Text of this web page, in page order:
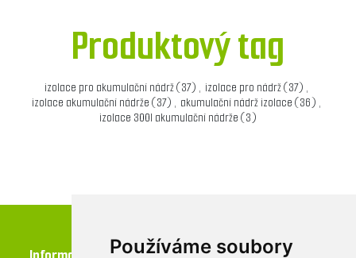
Používáme soubory
Produktový tag
izolace pro akumulační nádrž(37) , izolace pro nádrž(37) ,
izolace akumulační nádrže (37) , akumulační nádrž izolace (36) ,
izolace 300l akumulační nádrže (3)